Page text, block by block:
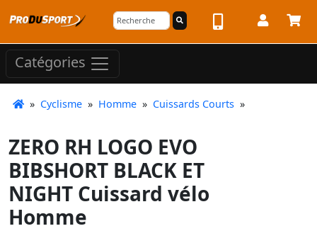
Catégories
» Cyclisme » Homme » Cuissards Courts »
ZERO RH LOGO EVO
BIBSHORT BLACK ET
NIGHT Cuissard vélo
Homme